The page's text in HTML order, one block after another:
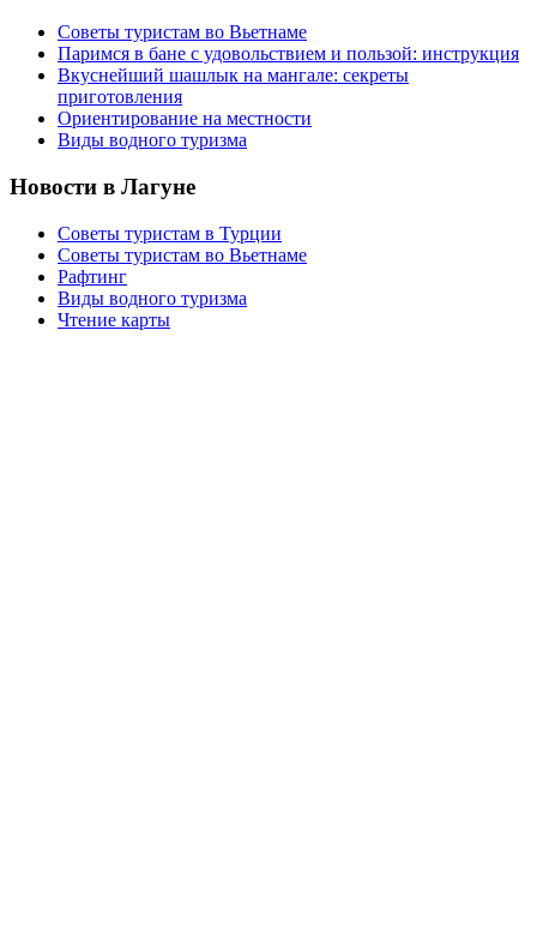
Советы туристам во Вьетнаме
Паримся в бане с удовольствием и пользой: инструкция
Вкуснейший шашлык на мангале: секреты
приготовления
Ориентирование на местности
Виды водного туризма
Новости в Лагуне
Советы туристам в Турции
Советы туристам во Вьетнаме
Рафтинг
Виды водного туризма
Чтение карты